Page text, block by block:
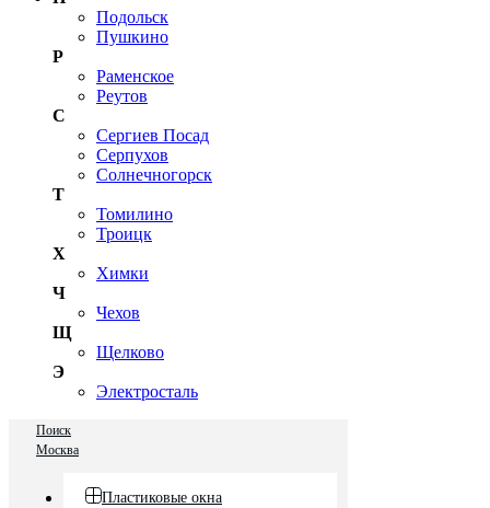
Подольск
Пушкино
Р
Раменское
Реутов
С
Сергиев Посад
Серпухов
Солнечногорск
Т
Томилино
Троицк
Х
Химки
Ч
Чехов
Щ
Щелково
Э
Электросталь
Поиск
Москва
Пластиковые окна